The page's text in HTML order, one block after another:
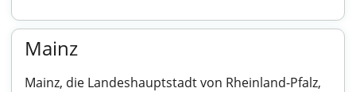
Mainz
Mainz, die Landeshauptstadt von Rheinland-Pfalz,